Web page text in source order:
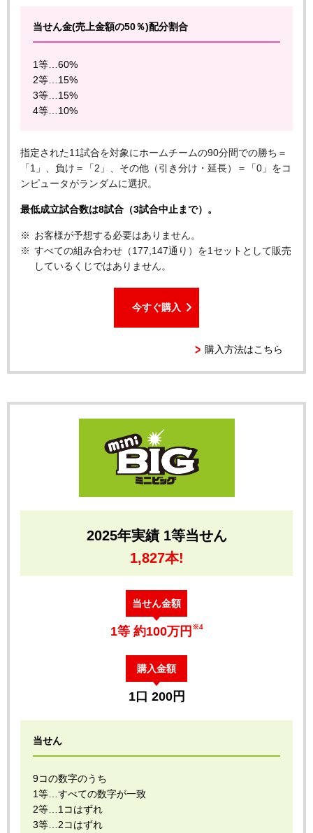
当せん金(売上金額の50％)配分割合
1等…60%
2等…15%
3等…15%
4等…10%
指定された11試合を対象にホームチームの90分間での勝ち＝
「1」、負け＝「2」、その他（引き分け・延長）＝「0」をコ
ンピュータがランダムに選択。
最低成立試合数は8試合（3試合中止まで）。
お客様が予想する必要はありません。
すべての組み合わせ（177,147通り）を1セットとして販売
しているくじではありません。
今すぐ購入
購入方法はこちら
2025年実績 1等当せん
1,827本!
当せん金額
1等 約100万円 ※4
購入金額
1口 200円
当せん
9コの数字のうち
1等…すべての数字が一致
2等…1コはずれ
3等…2コはずれ